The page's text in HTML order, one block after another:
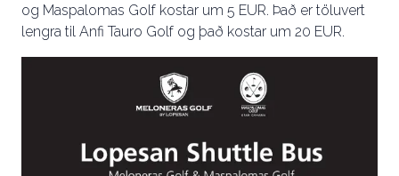
og Maspalomas Golf kostar um 5 EUR. Það er töluvert
lengra til Anfi Tauro Golf og það kostar um 20 EUR.